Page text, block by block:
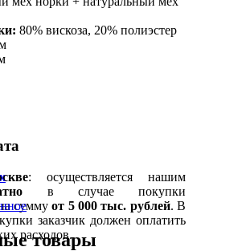
80% вискоза, 20% полиэстер
: осуществляется нашим
в случае покупки
на суммуот 5 000 тыс. рублей. В
заказчик должен оплатить
расходов.
товары